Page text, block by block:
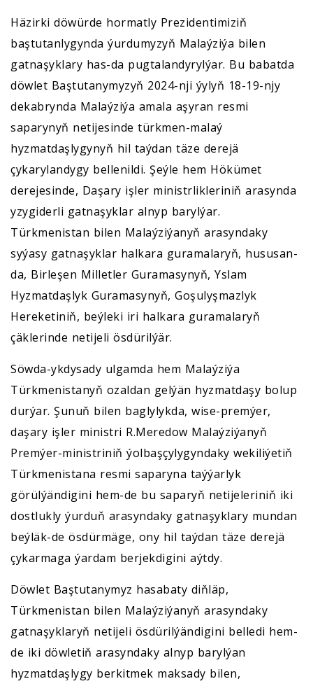
Häzirki döwürde hormatly Prezidentimiziň
baştutanlygynda ýurdumyzyň Malaýziýa bilen
gatnaşyklary has-da pugtalandyrylýar. Bu babatda
döwlet Baştutanymyzyň 2024-nji ýylyň 18-19-njy
dekabrynda Malaýziýa amala aşyran resmi
saparynyň netijesinde türkmen-malaý
hyzmatdaşlygynyň hil taýdan täze derejä
çykarylandygy bellenildi. Şeýle hem Hökümet
derejesinde, Daşary işler ministrlikleriniň arasynda
yzygiderli gatnaşyklar alnyp barylýar.
Türkmenistan bilen Malaýziýanyň arasyndaky
syýasy gatnaşyklar halkara guramalaryň, hususan-
da, Birleşen Milletler Guramasynyň, Yslam
Hyzmatdaşlyk Guramasynyň, Goşulyşmazlyk
Hereketiniň, beýleki iri halkara guramalaryň
çäklerinde netijeli ösdürilýär.
Söwda-ykdysady ulgamda hem Malaýziýa
Türkmenistanyň ozaldan gelýän hyzmatdaşy bolup
durýar. Şunuň bilen baglylykda, wise-premýer,
daşary işler ministri R.Meredow Malaýziýanyň
Premýer-ministriniň ýolbaşçylygyndaky wekiliýetiň
Türkmenistana resmi saparyna taýýarlyk
görülýändigini hem-de bu saparyň netijeleriniň iki
dostlukly ýurduň arasyndaky gatnaşyklary mundan
beýläk-de ösdürmäge, ony hil taýdan täze derejä
çykarmaga ýardam berjekdigini aýtdy.
Döwlet Baştutanymyz hasabaty diňläp,
Türkmenistan bilen Malaýziýanyň arasyndaky
gatnaşyklaryň netijeli ösdürilýändigini belledi hem-
de iki döwletiň arasyndaky alnyp barylýan
hyzmatdaşlygy berkitmek maksady bilen,